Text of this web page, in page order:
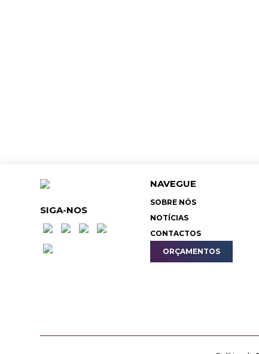
SIGA-NOS
NAVEGUE
SOBRE NÓS
NOTÍCIAS
CONTACTOS
ORÇAMENTOS